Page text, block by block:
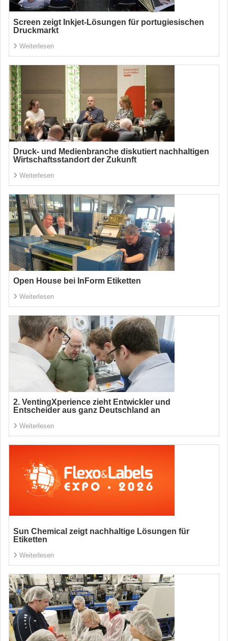
Screen zeigt Inkjet-Lösungen für portugiesischen
Druckmarkt
Weiterlesen
Druck- und Medienbranche diskutiert nachhaltigen
Wirtschaftsstandort der Zukunft
Weiterlesen
Open House bei InForm Etiketten
Weiterlesen
2. VentingXperience zieht Entwickler und
Entscheider aus ganz Deutschland an
Weiterlesen
Sun Chemical zeigt nachhaltige Lösungen für
Etiketten
Weiterlesen